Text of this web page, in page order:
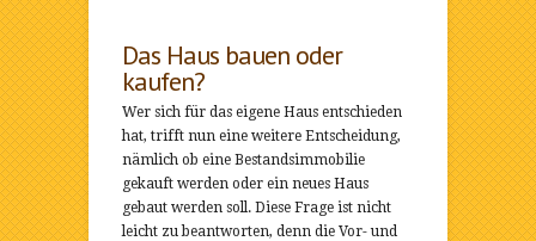
Das Haus bauen oder
kaufen?
Wer sich für das eigene Haus entschieden
hat, trifft nun eine weitere Entscheidung,
nämlich ob eine Bestandsimmobilie
gekauft werden oder ein neues Haus
gebaut werden soll. Diese Frage ist nicht
leicht zu beantworten, denn die Vor- und